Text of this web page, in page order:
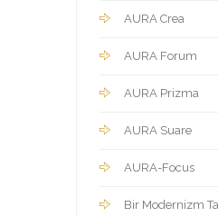
AURA Crea
AURA Forum
AURA Prizma
AURA Suare
AURA-Focus
Bir Modernizm